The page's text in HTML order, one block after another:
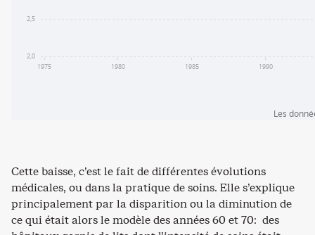
Cette baisse, c’est le fait de différentes évolutions
médicales, ou dans la pratique de soins. Elle s’explique
principalement par la disparition ou la diminution de
ce qui était alors le modèle des années 60 et 70: des